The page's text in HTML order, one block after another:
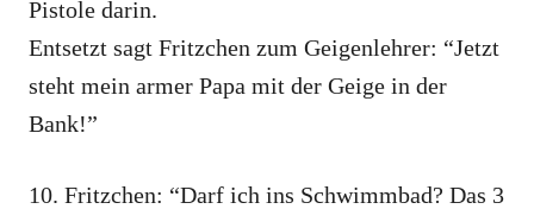
Pistole darin.
Entsetzt sagt Fritzchen zum Geigenlehrer: “Jetzt
steht mein armer Papa mit der Geige in der
Bank!”
10. Fritzchen: “Darf ich ins Schwimmbad? Das 3